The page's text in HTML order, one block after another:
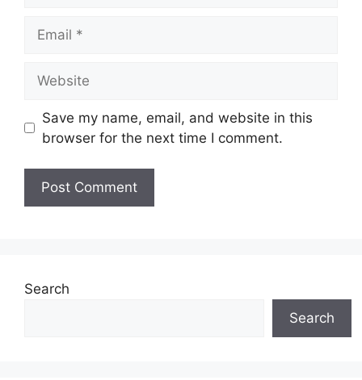
Save my name, email, and website in this
browser for the next time I comment.
Search
Search